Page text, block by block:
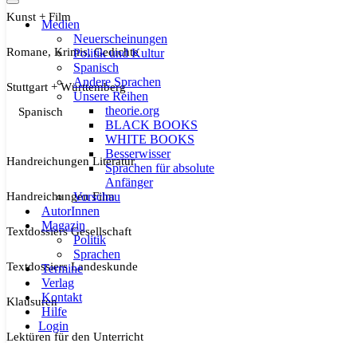
Navigationsmenü
Medien
Neuerscheinungen
Politik und Kultur
Spanisch
Andere Sprachen
Unsere Reihen
theorie.org
BLACK BOOKS
WHITE BOOKS
Besserwisser
Sprachen für absolute
Anfänger
Vorschau
AutorInnen
Magazin
Politik
Sprachen
Termine
Verlag
Kontakt
Hilfe
Login
Kunst + Film
Romane, Krimis, Gedichte
Stuttgart + Württemberg
Spanisch
Handreichungen Literatur
Handreichungen Film
Textdossiers Gesellschaft
Textdossiers Landeskunde
Klausuren
Lektüren für den Unterricht